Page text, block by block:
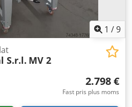
1 /9
S.r.l. MV 2
2.798 €
Fast pris plus moms